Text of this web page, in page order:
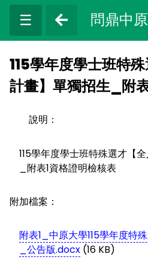
☰ 問鼎中
115學年度學士班特
計畫】單獨招生_附
說明：
115學年度學士班特殊選才【
_附表1資格證明檢核表
附加檔案：
附表1_中原大學115學年度特
_公告版.docx (16 KB)